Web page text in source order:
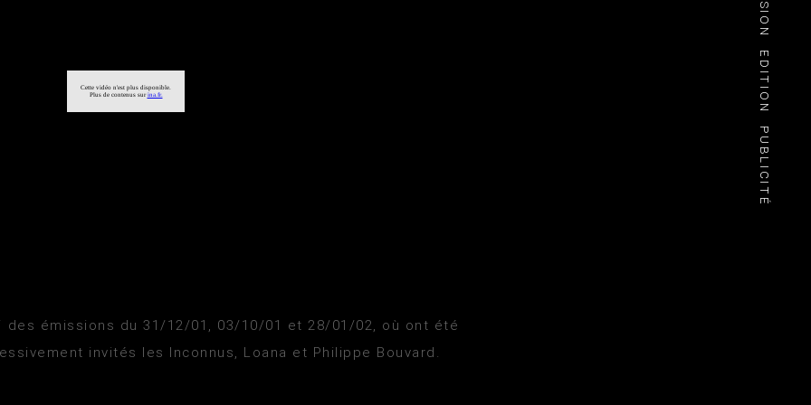
EDITION
PUBLICITÉ
des émissions du 31/12/01, 03/10/01 et 28/01/02, où ont été
invités les Inconnus, Loana et Philippe Bouvard.